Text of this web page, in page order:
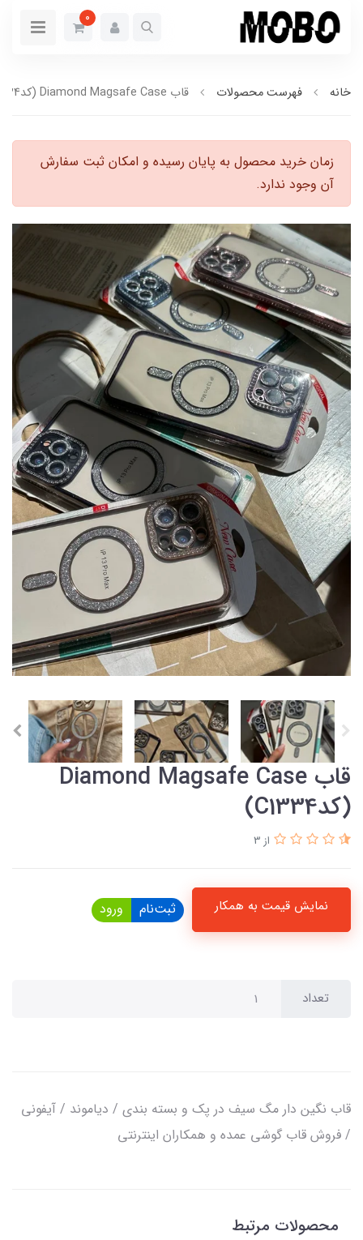
0
خانه فهرست محصولات قاب Diamond Magsafe Case (کدC1334)
زمان خرید محصول به پایان رسیده و امکان ثبت سفارش
آن وجود ندارد.
قاب Diamond Magsafe Case
(کدC1334)
از 3
نمایش قیمت به همکار ثبت‌نام ورود
تعداد
قاب نگین دار مگ سیف در پک و بسته بندی / دیاموند / آیفونی
/ فروش قاب گوشی عمده و همکاران اینترنتی
محصولات مرتبط